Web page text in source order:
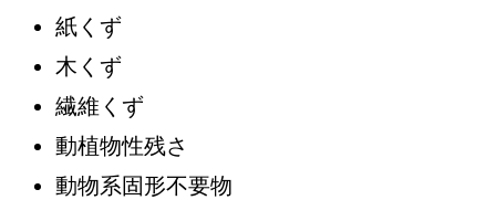
紙くず
木くず
繊維くず
動植物性残さ
動物系固形不要物